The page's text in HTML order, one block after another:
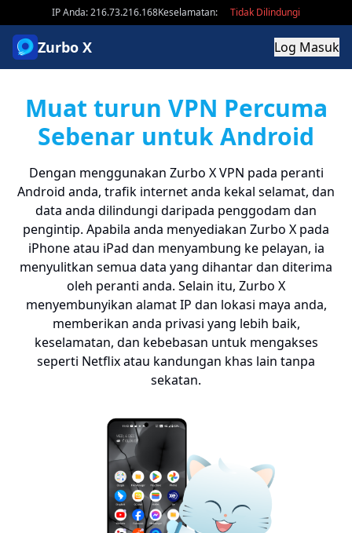
IP Anda: 216.73.216.168Keselamatan: Tidak Dilindungi
Zurbo X Log Masuk
Muat turun VPN Percuma
Sebenar untuk Android
Dengan menggunakan Zurbo X VPN pada peranti
Android anda, trafik internet anda kekal selamat, dan
data anda dilindungi daripada penggodam dan
pengintip. Apabila anda menyediakan Zurbo X pada
iPhone atau iPad dan menyambung ke pelayan, ia
menyulitkan semua data yang dihantar dan diterima
oleh peranti anda. Selain itu, Zurbo X
menyembunyikan alamat IP dan lokasi maya anda,
memberikan anda privasi yang lebih baik,
keselamatan, dan kebebasan untuk mengakses
seperti Netflix atau kandungan khas lain tanpa
sekatan.